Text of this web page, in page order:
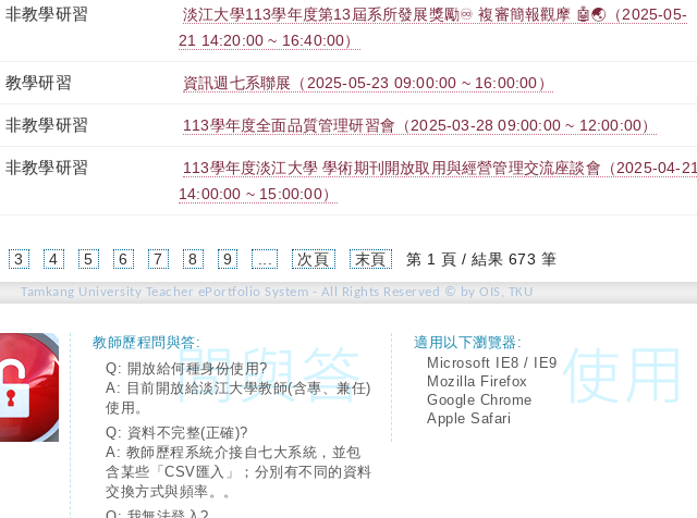
非教學研習
淡江大學113學年度第13屆系所發展獎勵♾️ 複審簡報觀摩 🤖🌏（2025-05-
21 14:20:00 ~ 16:40:00）
教學研習 資訊週七系聯展（2025-05-23 09:00:00 ~ 16:00:00）
非教學研習 113學年度全面品質管理研習會（2025-03-28 09:00:00 ~ 12:00:00）
非教學研習
113學年度淡江大學 學術期刊開放取用與經營管理交流座談會（2025-04-21
14:00:00 ~ 15:00:00）
3 4 5 6 7 8 9 次頁 末頁 第 1 頁 / 結果 673 筆
Tamkang University Teacher ePortfolio System - All Rights Reserved © by OIS, TKU
教師歷程問與答:
Q: 開放給何種身份使用?
A: 目前開放給淡江大學教師(含專、兼任)
使用。
Q: 資料不完整(正確)?
A: 教師歷程系統介接自七大系統，並包
含某些「CSV匯入」；分別有不同的資料
交換方式與頻率。。
適用以下瀏覽器:
Microsoft IE8 / IE9
Mozilla Firefox
Google Chrome
Apple Safari